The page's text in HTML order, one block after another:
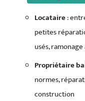
Locataire:
petites
usés,
Propriétaire
normes,
construction